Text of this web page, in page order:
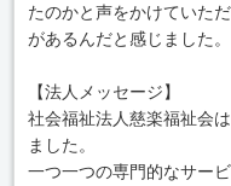
たのかと声をかけていた
があるんだと感じました。
【法人メッセージ】
社会福祉法人慈楽福祉会
ました。
一つ一つの専門的なサー